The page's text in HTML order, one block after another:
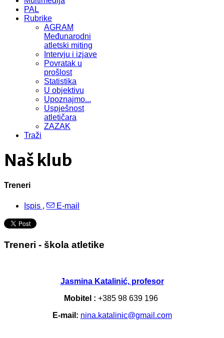
PAL
Rubrike
AGRAM
Međunarodni
atletski miting
Intervju i izjave
Povratak u
prošlost
Statistika
U objektivu
Upoznajmo...
Uspješnost
atletičara
ZAZAK
Traži
Naš klub
Treneri
Ispis , E-mail
Treneri - škola atletike
Jasmina Katalinić, profesor
Mobitel : +385 98 639 196
E-mail: nina.katalinic@gmail.com